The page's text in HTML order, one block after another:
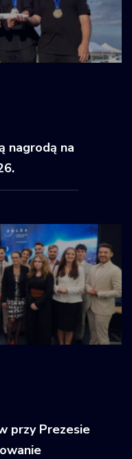
nagrodą na
przy Prezesie